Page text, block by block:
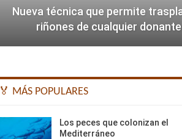
Nueva técnica que permite
riñones de cualquier donante
🏅 MÁS POPULARES
Los peces que colonizan el
Mediterráneo